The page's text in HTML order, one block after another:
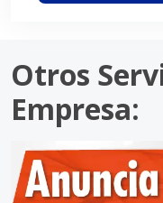
Otros
Empresa: